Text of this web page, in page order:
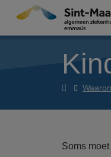
Overslaan en naar
Kinderen
Soms moet